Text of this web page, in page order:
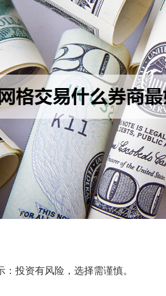
：投资有风险，选择需谨慎。